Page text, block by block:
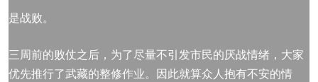
是战败。
三周前的败仗之后，为了尽量不引发市民的厌战情绪，大家
优先推行了武藏的整修作业。因此就算众人抱有不安的情